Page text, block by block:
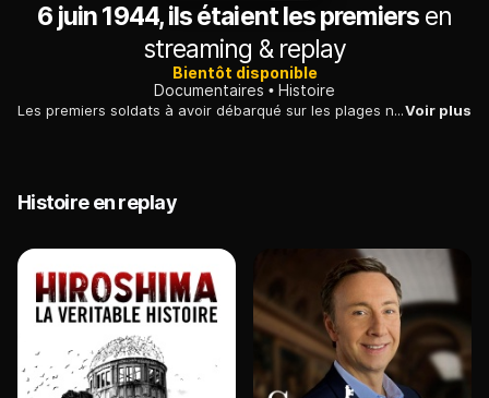
6 juin 1944, ils étaient les premiersen
streaming & replay
Bientôt disponible
Documentaires
Histoire
Les premiers soldats à avoir débarqué sur les plages normandes, dans la nuit du 5 au 6 juin 1944, retracent le cours de cette nuit historique.Voir plus
Histoire en replay